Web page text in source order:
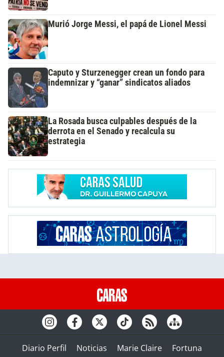
Murió Jorge Messi, el papá de Lionel Messi
Caputo y Sturzenegger crean un fondo para
indemnizar y “ganar” sindicatos aliados
La Rosada busca culpables después de la
derrota en el Senado y recalcula su
estrategia
Diario Perfil Noticias Marie Claire Fortuna